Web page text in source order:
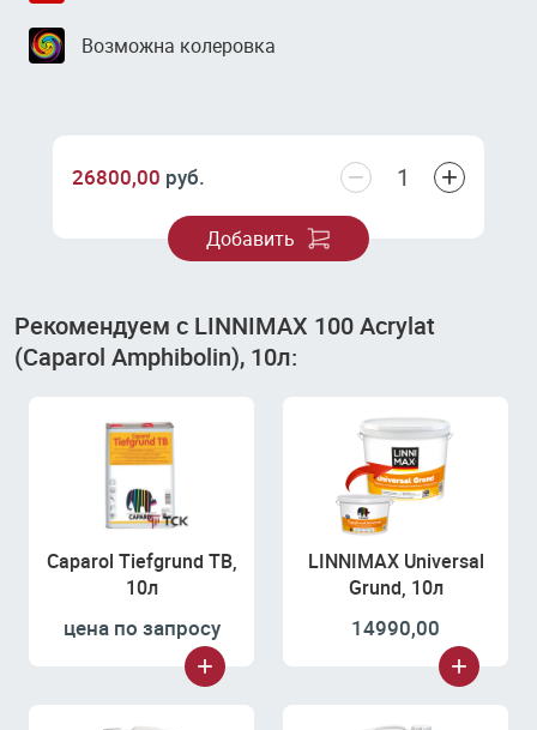
Возможна колеровка
26800,00 руб. − +
Добавить
Рекомендуем с LINNIMAX 100 Acrylat
(Caparol Amphibolin), 10л:
Caparol Tiefgrund TB,
10л
цена по запросу
LINNIMAX Universal
Grund, 10л
14990,00